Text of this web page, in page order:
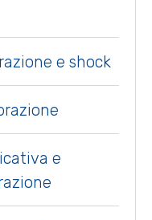
e shock
e